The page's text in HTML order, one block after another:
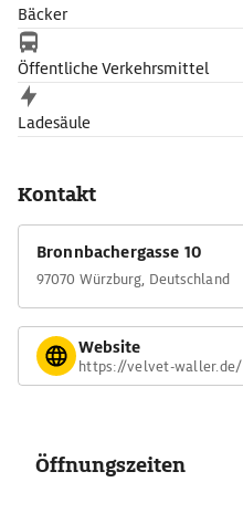
Bäcker
Öffentliche Verkehrsmittel
Ladesäule
Kontakt
Bronnbachergasse 10
97070 Würzburg, Deutschland
Website
https://velvet-waller.de/
Öffnungszeiten